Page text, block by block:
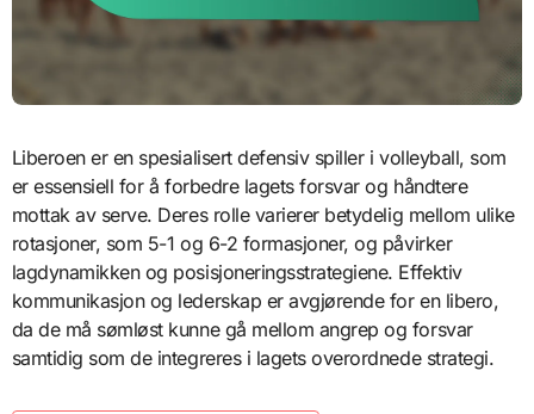
Liberoen er en spesialisert defensiv spiller i volleyball, som
er essensiell for å forbedre lagets forsvar og håndtere
mottak av serve. Deres rolle varierer betydelig mellom ulike
rotasjoner, som 5-1 og 6-2 formasjoner, og påvirker
lagdynamikken og posisjoneringsstrategiene. Effektiv
kommunikasjon og lederskap er avgjørende for en libero,
da de må sømløst kunne gå mellom angrep og forsvar
samtidig som de integreres i lagets overordnede strategi.